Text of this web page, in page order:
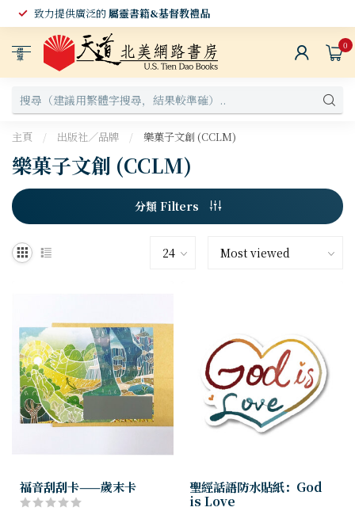
致力提供廣泛的屬靈書籍&基督教禮品
選
單
0
主頁 / 出版社／品牌 / 樂菓子文創 (CCLM)
樂菓子文創 (CCLM)
分類 Filters
福音刮刮卡——歲末卡
聖經話語防水貼紙：God
is Love